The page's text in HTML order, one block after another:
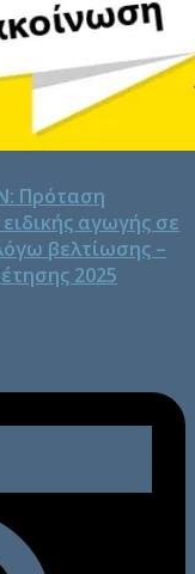
Πρόταση
αγωγής σε
βελτίωσης –
2025